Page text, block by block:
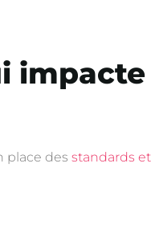
place des standards